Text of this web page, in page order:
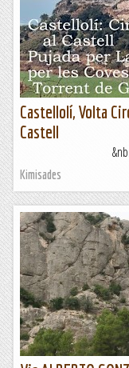
Castellolí, Volta
Castell
Kimisades